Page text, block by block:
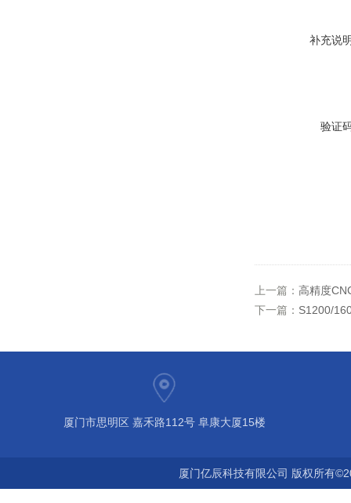
补充说
验证
上一篇： 高精度
下一篇： S1200/
厦门市思明区 嘉禾路112号 阜康大厦15楼
厦门亿辰科技有限公司 版权所有